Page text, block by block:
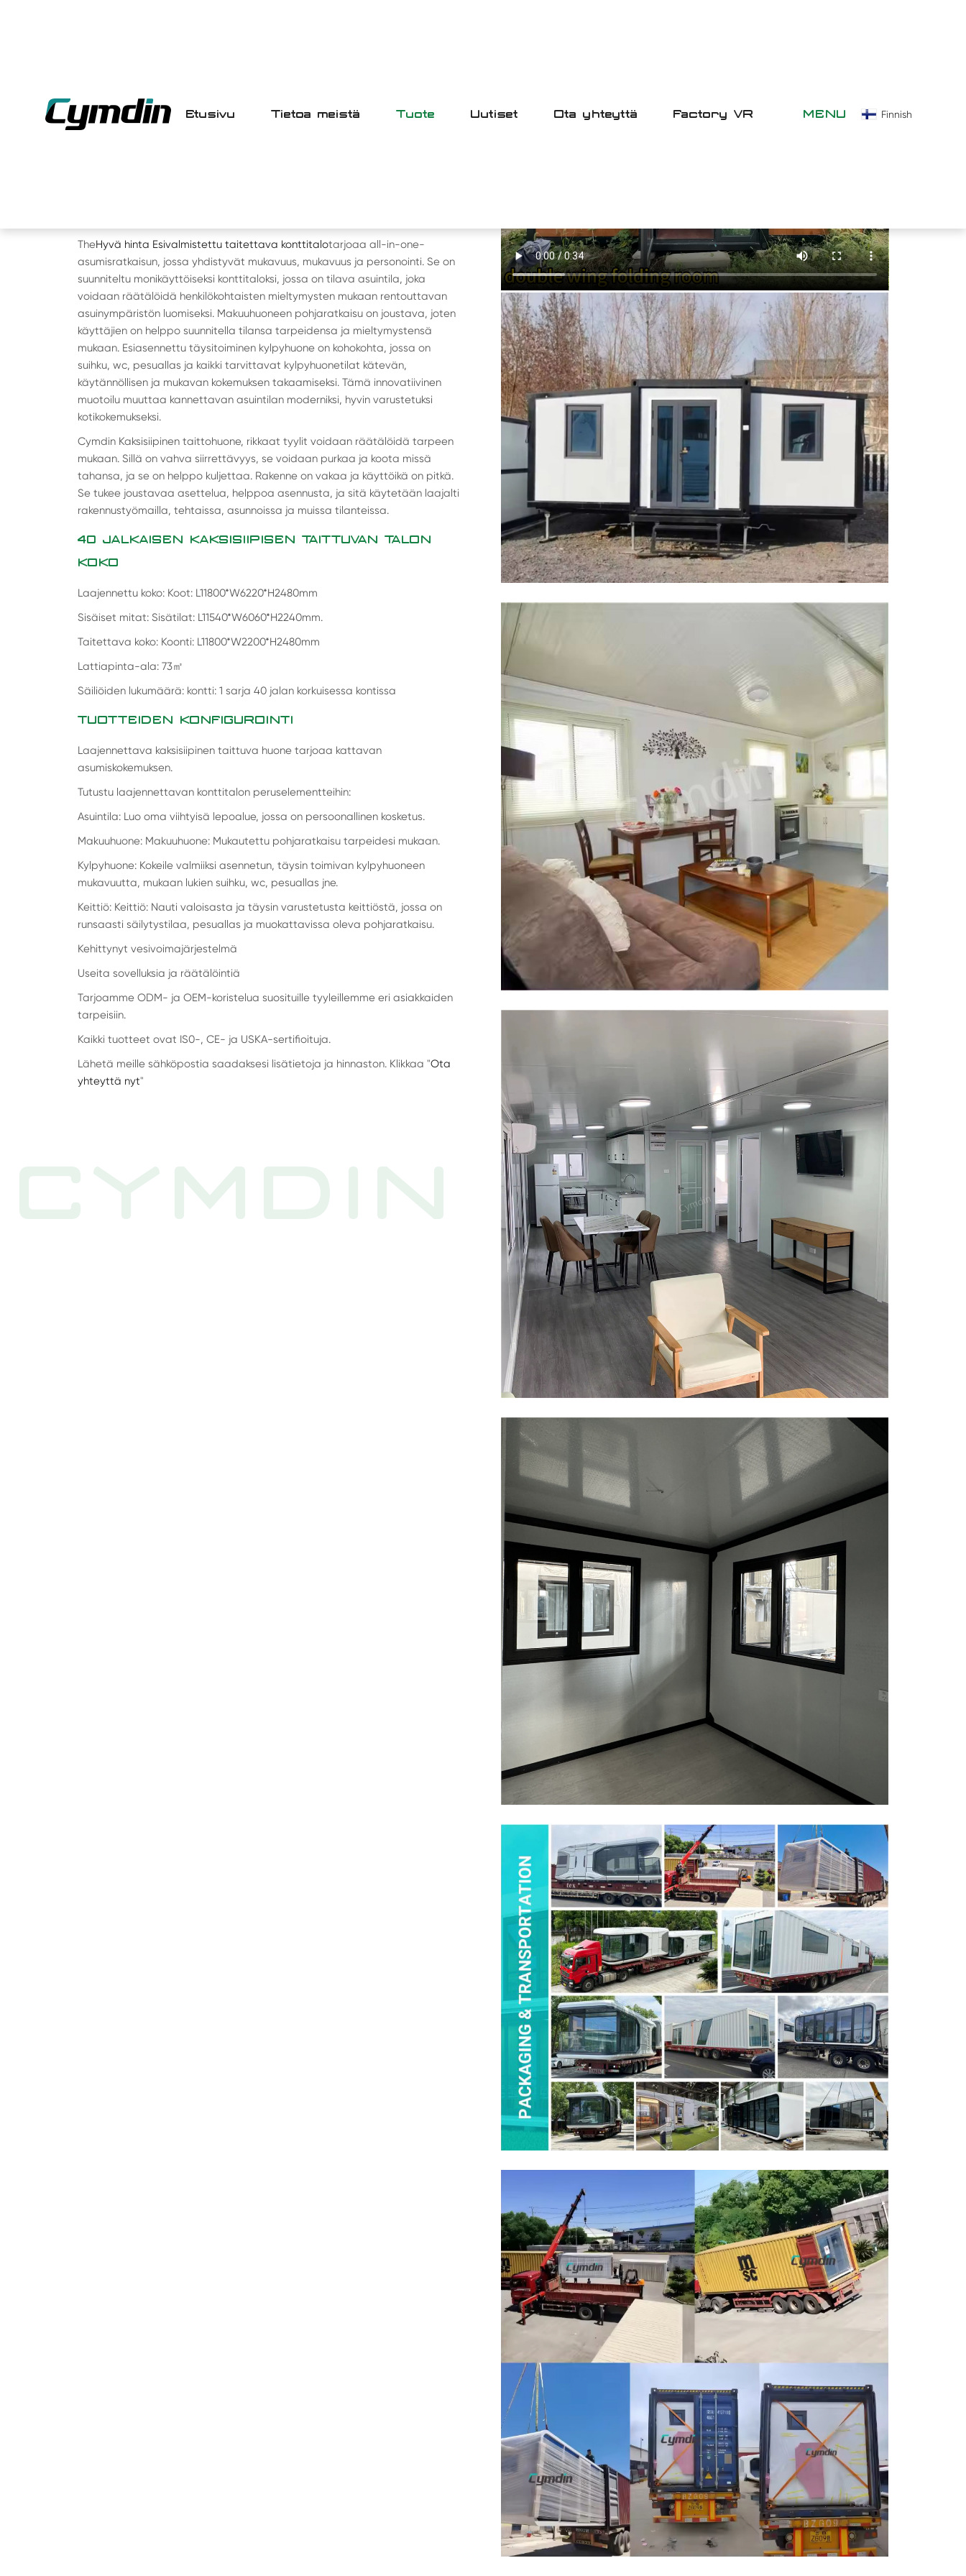
Etusivu Tietoa meistä Tuote Uutiset Ota yhteyttä Factory VR MENU Finnish
TheHyvä hinta Esivalmistettu taitettava konttitalotarjoaa all-in-one-
asumisratkaisun, jossa yhdistyvät mukavuus, mukavuus ja personointi. Se on
suunniteltu monikäyttöiseksi konttitaloksi, jossa on tilava asuintila, joka
voidaan räätälöidä henkilökohtaisten mieltymysten mukaan rentouttavan
asuinympäristön luomiseksi. Makuuhuoneen pohjaratkaisu on joustava, joten
käyttäjien on helppo suunnitella tilansa tarpeidensa ja mieltymystensä
mukaan. Esiasennettu täysitoiminen kylpyhuone on kohokohta, jossa on
suihku, wc, pesuallas ja kaikki tarvittavat kylpyhuonetilat kätevän,
käytännöllisen ja mukavan kokemuksen takaamiseksi. Tämä innovatiivinen
muotoilu muuttaa kannettavan asuintilan moderniksi, hyvin varustetuksi
kotikokemukseksi.
Cymdin Kaksisiipinen taittohuone, rikkaat tyylit voidaan räätälöidä tarpeen
mukaan. Sillä on vahva siirrettävyys, se voidaan purkaa ja koota missä
tahansa, ja se on helppo kuljettaa. Rakenne on vakaa ja käyttöikä on pitkä.
Se tukee joustavaa asettelua, helppoa asennusta, ja sitä käytetään laajalti
rakennustyömailla, tehtaissa, asunnoissa ja muissa tilanteissa.
40 JALKAISEN KAKSISIIPISEN TAITTUVAN TALON
KOKO
Laajennettu koko: Koot: L11800*W6220*H2480mm
Sisäiset mitat: Sisätilat: L11540*W6060*H2240mm.
Taitettava koko: Koonti: L11800*W2200*H2480mm
Lattiapinta-ala: 73㎡
Säiliöiden lukumäärä: kontti: 1 sarja 40 jalan korkuisessa kontissa
TUOTTEIDEN KONFIGUROINTI
Laajennettava kaksisiipinen taittuva huone tarjoaa kattavan
asumiskokemuksen.
Tutustu laajennettavan konttitalon peruselementteihin:
Asuintila: Luo oma viihtyisä lepoalue, jossa on persoonallinen kosketus.
Makuuhuone: Makuuhuone: Mukautettu pohjaratkaisu tarpeidesi mukaan.
Kylpyhuone: Kokeile valmiiksi asennetun, täysin toimivan kylpyhuoneen
mukavuutta, mukaan lukien suihku, wc, pesuallas jne.
Keittiö: Keittiö: Nauti valoisasta ja täysin varustetusta keittiöstä, jossa on
runsaasti säilytystilaa, pesuallas ja muokattavissa oleva pohjaratkaisu.
Kehittynyt vesivoimajärjestelmä
Useita sovelluksia ja räätälöintiä
Tarjoamme ODM- ja OEM-koristelua suosituille tyyleillemme eri asiakkaiden
tarpeisiin.
Kaikki tuotteet ovat IS0-, CE- ja USKA-sertifioituja.
Lähetä meille sähköpostia saadaksesi lisätietoja ja hinnaston. Klikkaa "Ota
yhteyttä nyt"